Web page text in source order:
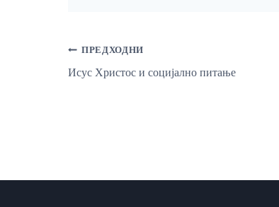
Кретање
ПРЕДХОДНИ
Исус Христос и социјално питање